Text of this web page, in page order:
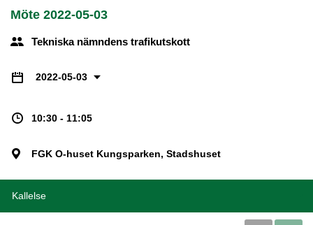
Möte 2022-05-03
Tekniska nämndens trafikutskott
2022-05-03
10:30 - 11:05
FGK O-huset Kungsparken, Stadshuset
Kallelse